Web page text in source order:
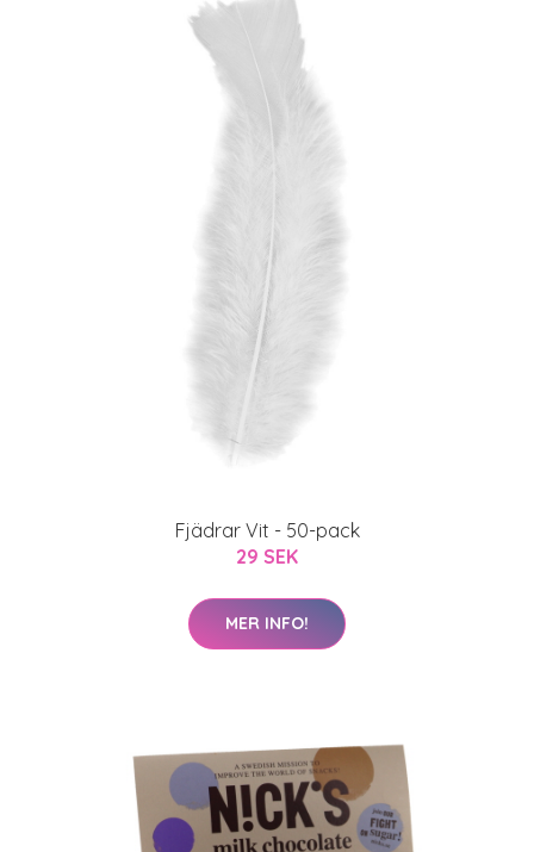
Fjädrar Vit - 50-pack
29 SEK
MER INFO!